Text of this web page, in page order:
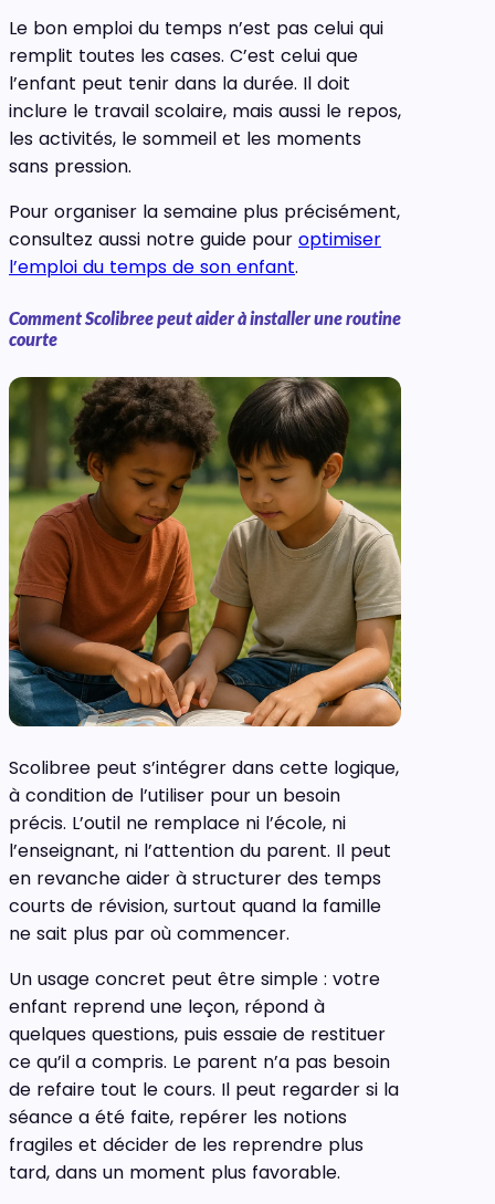
Le bon emploi du temps n’est pas celui qui
remplit toutes les cases. C’est celui que
l’enfant peut tenir dans la durée. Il doit
inclure le travail scolaire, mais aussi le repos,
les activités, le sommeil et les moments
sans pression.
Pour organiser la semaine plus précisément,
consultez aussi notre guide pour optimiser
l’emploi du temps de son enfant.
Comment Scolibree peut aider à installer une routine
courte
Scolibree peut s’intégrer dans cette logique,
à condition de l’utiliser pour un besoin
précis. L’outil ne remplace ni l’école, ni
l’enseignant, ni l’attention du parent. Il peut
en revanche aider à structurer des temps
courts de révision, surtout quand la famille
ne sait plus par où commencer.
Un usage concret peut être simple : votre
enfant reprend une leçon, répond à
quelques questions, puis essaie de restituer
ce qu’il a compris. Le parent n’a pas besoin
de refaire tout le cours. Il peut regarder si la
séance a été faite, repérer les notions
fragiles et décider de les reprendre plus
tard, dans un moment plus favorable.